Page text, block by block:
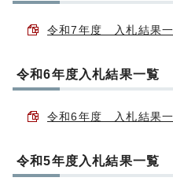
令和7年度 入札結果
令和6年度入札結果一覧
令和6年度 入札結果
令和5年度入札結果一覧